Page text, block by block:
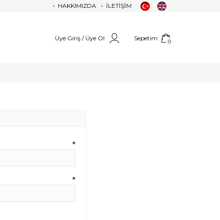
HAKKIMIZDA İLETİŞİM
Üye Giriş / Üye Ol Sepetim 0
*
*